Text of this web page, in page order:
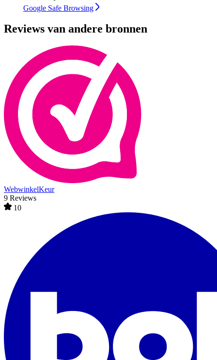
Google Safe Browsing
Reviews van andere bronnen
WebwinkelKeur
9 Reviews
10